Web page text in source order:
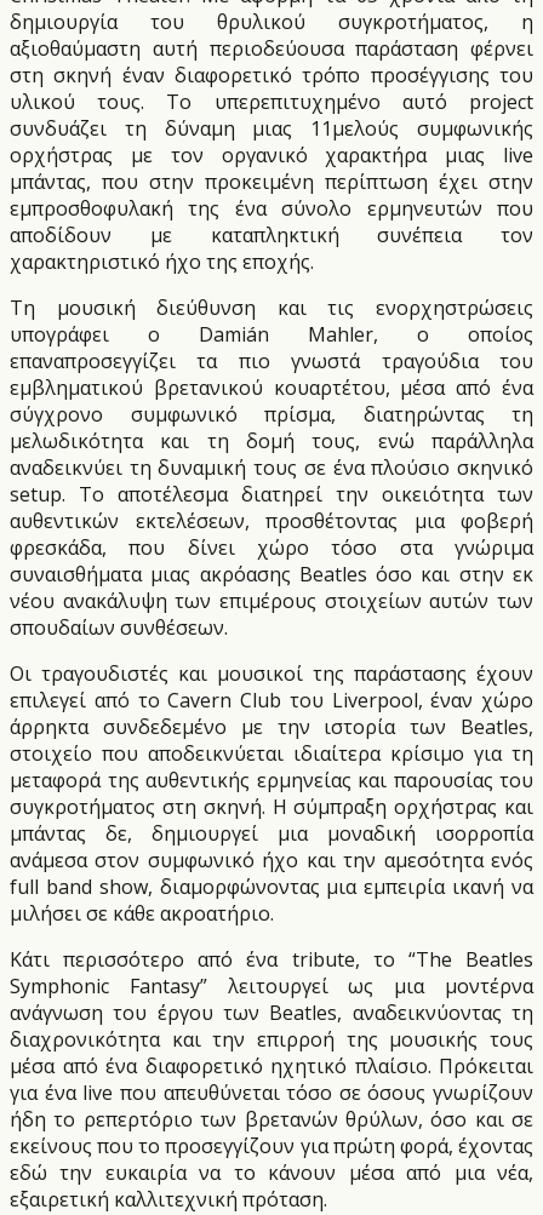
δημιουργία του θρυλικού συγκροτήματος, η
αξιοθαύμαστη αυτή περιοδεύουσα παράσταση φέρνει
στη σκηνή έναν διαφορετικό τρόπο προσέγγισης του
υλικού τους. Το υπερεπιτυχημένο αυτό project
συνδυάζει τη δύναμη μιας 11μελούς συμφωνικής
ορχήστρας με τον οργανικό χαρακτήρα μιας live
μπάντας, που στην προκειμένη περίπτωση έχει στην
εμπροσθοφυλακή της ένα σύνολο ερμηνευτών που
αποδίδουν με καταπληκτική συνέπεια τον
χαρακτηριστικό ήχο της εποχής.
Τη μουσική διεύθυνση και τις ενορχηστρώσεις
υπογράφει ο Damián Mahler, ο οποίος
επαναπροσεγγίζει τα πιο γνωστά τραγούδια του
εμβληματικού βρετανικού κουαρτέτου, μέσα από ένα
σύγχρονο συμφωνικό πρίσμα, διατηρώντας τη
μελωδικότητα και τη δομή τους, ενώ παράλληλα
αναδεικνύει τη δυναμική τους σε ένα πλούσιο σκηνικό
setup. Το αποτέλεσμα διατηρεί την οικειότητα των
αυθεντικών εκτελέσεων, προσθέτοντας μια φοβερή
φρεσκάδα, που δίνει χώρο τόσο στα γνώριμα
συναισθήματα μιας ακρόασης Beatles όσο και στην εκ
νέου ανακάλυψη των επιμέρους στοιχείων αυτών των
σπουδαίων συνθέσεων.
Οι τραγουδιστές και μουσικοί της παράστασης έχουν
επιλεγεί από το Cavern Club του Liverpool, έναν χώρο
άρρηκτα συνδεδεμένο με την ιστορία των Beatles,
στοιχείο που αποδεικνύεται ιδιαίτερα κρίσιμο για τη
μεταφορά της αυθεντικής ερμηνείας και παρουσίας του
συγκροτήματος στη σκηνή. Η σύμπραξη ορχήστρας και
μπάντας δε, δημιουργεί μια μοναδική ισορροπία
ανάμεσα στον συμφωνικό ήχο και την αμεσότητα ενός
full band show, διαμορφώνοντας μια εμπειρία ικανή να
μιλήσει σε κάθε ακροατήριο.
Κάτι περισσότερο από ένα tribute, το “The Beatles
Symphonic Fantasy” λειτουργεί ως μια μοντέρνα
ανάγνωση του έργου των Beatles, αναδεικνύοντας τη
διαχρονικότητα και την επιρροή της μουσικής τους
μέσα από ένα διαφορετικό ηχητικό πλαίσιο. Πρόκειται
για ένα live που απευθύνεται τόσο σε όσους γνωρίζουν
ήδη το ρεπερτόριο των βρετανών θρύλων, όσο και σε
εκείνους που το προσεγγίζουν για πρώτη φορά, έχοντας
εδώ την ευκαιρία να το κάνουν μέσα από μια νέα,
εξαιρετική καλλιτεχνική πρόταση.